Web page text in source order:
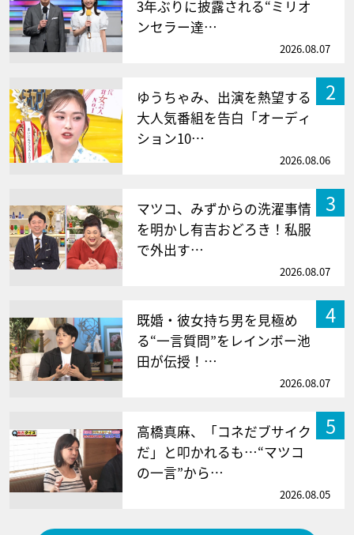
3年ぶりに披露される“ミリオ
ンセラー達…
2026.08.07
2
ゆうちゃみ、出演を熱望する
大人気番組を告白「オーディ
ション10…
2026.08.06
3
マツコ、みずからの洗濯事情
を明かし有吉おどろき！私服
で外出す…
2026.08.07
4
既婚・彼女持ち男を見極め
る“一言質問”をレインボー池
田が伝授！…
2026.08.07
5
高橋真麻、「コネだブサイク
だ」と叩かれるも…“マツコ
の一言”から…
2026.08.05